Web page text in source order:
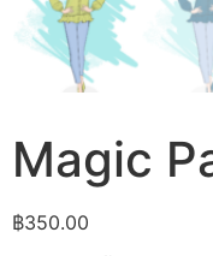
Magic
฿350.00